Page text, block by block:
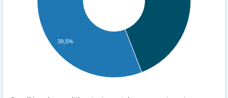
39,5%